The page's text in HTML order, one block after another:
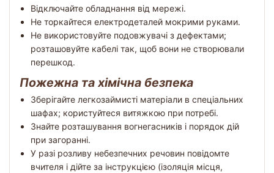
Відключайте обладнання від мережі.
Не торкайтеся електродеталей мокрими руками.
Не використовуйте подовжувачі з дефектами;
розташовуйте кабелі так, щоб вони не створювали
перешкод.
Пожежна та хімічна безпека
Зберігайте легкозаймисті матеріали в спеціальних
шафах; користуйтеся витяжкою при потребі.
Знайте розташування вогнегасників і порядок дій
при загоранні.
У разі розливу небезпечних речовин повідомте
вчителя і дійте за інструкцією (ізоляція місця,